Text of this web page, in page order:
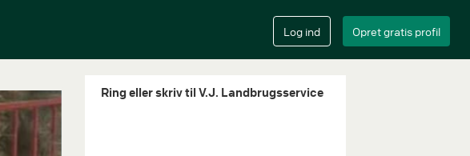
Ring eller skriv til V.J. Landbrugsservice